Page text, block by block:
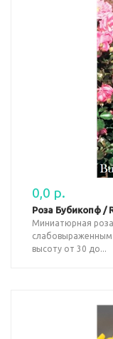
0,0 р.
Роза Бубикопф /
Миниатюрная
слабовыраженным
высоту от 30 до...